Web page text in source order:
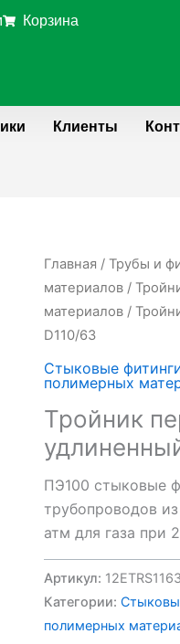
Корзина
Клиенты
Главная / Трубы и
материалов /
материалов /
D110/63
Стыковые
полимерных
Тройник
ПЭ100 стыковые
трубопроводов
атм для газа при
Артикул: 12ETRS1163
Категории:
полимерных